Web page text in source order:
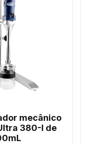
mecânico
380-I de